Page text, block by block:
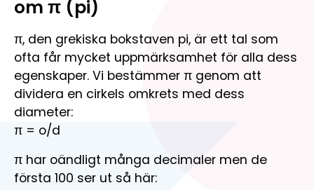
Så är Mattecentrum organiserat
Öppenhet och transparens
Så styrs verksamheten och så används våra medel
Lediga tjänster
Jobba med oss och gör skillnad för unga.
om π (pi)
π, den grekiska bokstaven pi, är ett tal som
ofta får mycket uppmärksamhet för alla dess
egenskaper. Vi bestämmer π genom att
dividera en cirkels omkrets med dess
diameter:
π = o/d
π har oändligt många decimaler men de
första 100 ser ut så här: